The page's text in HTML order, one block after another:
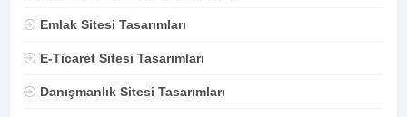
Emlak Sitesi Tasarımları
E-Ticaret Sitesi Tasarımları
Danışmanlık Sitesi Tasarımları